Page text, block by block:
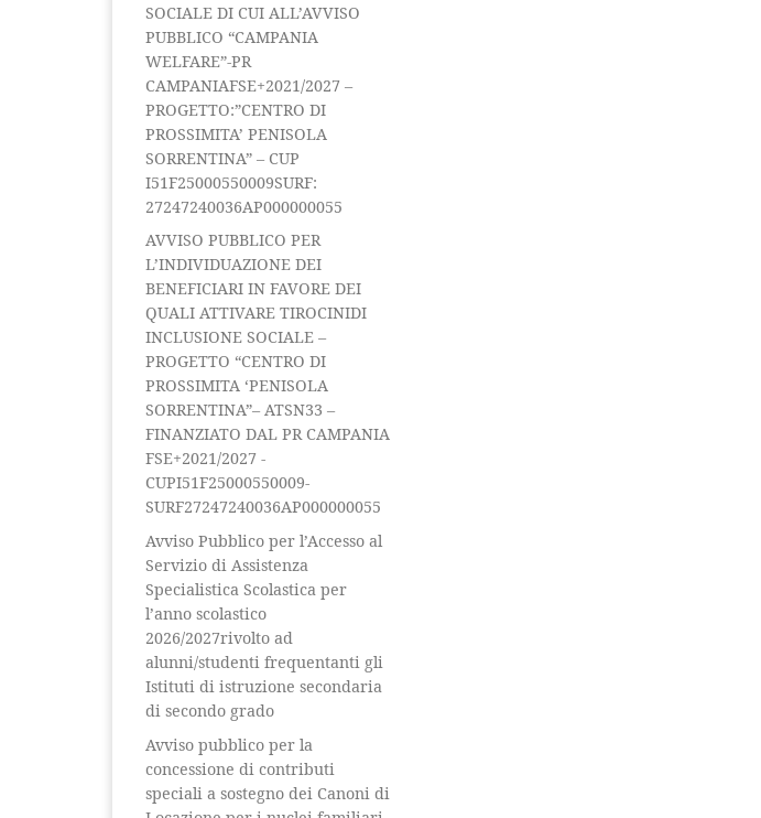
SOCIALE DI CUI ALL’AVVISO
PUBBLICO “CAMPANIA
WELFARE”-PR
CAMPANIAFSE+2021/2027 –
PROGETTO:”CENTRO DI
PROSSIMITA’ PENISOLA
SORRENTINA” – CUP
I51F25000550009SURF:
27247240036AP000000055
AVVISO PUBBLICO PER
L’INDIVIDUAZIONE DEI
BENEFICIARI IN FAVORE DEI
QUALI ATTIVARE TIROCINIDI
INCLUSIONE SOCIALE –
PROGETTO “CENTRO DI
PROSSIMITA ‘PENISOLA
SORRENTINA”– ATSN33 –
FINANZIATO DAL PR CAMPANIA
FSE+2021/2027 -
CUPI51F25000550009-
SURF27247240036AP000000055
Avviso Pubblico per l’Accesso al
Servizio di Assistenza
Specialistica Scolastica per
l’anno scolastico
2026/2027rivolto ad
alunni/studenti frequentanti gli
Istituti di istruzione secondaria
di secondo grado
Avviso pubblico per la
concessione di contributi
speciali a sostegno dei Canoni di